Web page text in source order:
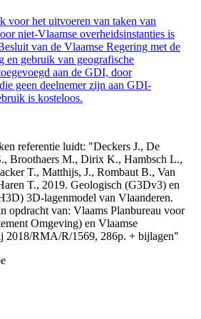
voor het uitvoeren van taken van
niet-Vlaamse overheidsinstanties is
van de Vlaamse Regering met de
en gebruik van geografische
aan de GDI, door
geen deelnemer zijn aan GDI-
is kosteloos.
referentie luidt: "Deckers J., De
Broothaers M., Dirix K., Hambsch L.,
T., Matthijs, J., Rombaut B., Van
T., 2019. Geologisch (G3Dv3) en
3D-lagenmodel van Vlaanderen.
opdracht van: Vlaams Planbureau voor
Omgeving) en Vlaamse
2018/RMA/R/1569, 286p. + bijlagen"